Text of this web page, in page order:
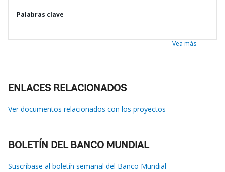
Palabras clave
Vea más
ENLACES RELACIONADOS
Ver documentos relacionados con los proyectos
BOLETÍN DEL BANCO MUNDIAL
Suscríbase al boletín semanal del Banco Mundial